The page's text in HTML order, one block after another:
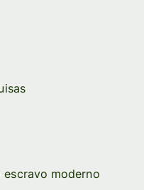
moderno